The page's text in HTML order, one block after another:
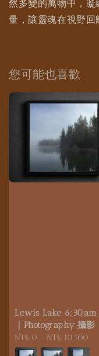
然多變的萬物中，
量，讓靈魂在視野
您可能也喜歡
Lewis Lake
｜Photography 攝影
Regular
price
NT$ 0 NT$ 10,500